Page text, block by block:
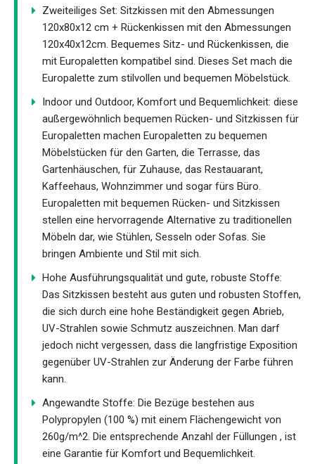
Zweiteiliges Set: Sitzkissen mit den Abmessungen
120x80x12 cm + Rückenkissen mit den Abmessungen
120x40x12cm. Bequemes Sitz- und Rückenkissen, die
mit Europaletten kompatibel sind. Dieses Set mach die
Europalette zum stilvollen und bequemen Möbelstück.
Indoor und Outdoor, Komfort und Bequemlichkeit: diese
außergewöhnlich bequemen Rücken- und Sitzkissen für
Europaletten machen Europaletten zu bequemen
Möbelstücken für den Garten, die Terrasse, das
Gartenhäuschen, für Zuhause, das Restauarant,
Kaffeehaus, Wohnzimmer und sogar fürs Büro.
Europaletten mit bequemen Rücken- und Sitzkissen
stellen eine hervorragende Alternative zu traditionellen
Möbeln dar, wie Stühlen, Sesseln oder Sofas. Sie
bringen Ambiente und Stil mit sich.
Hohe Ausführungsqualität und gute, robuste Stoffe:
Das Sitzkissen besteht aus guten und robusten Stoffen,
die sich durch eine hohe Beständigkeit gegen Abrieb,
UV-Strahlen sowie Schmutz auszeichnen. Man darf
jedoch nicht vergessen, dass die langfristige Exposition
gegenüber UV-Strahlen zur Änderung der Farbe führen
kann.
Angewandte Stoffe: Die Bezüge bestehen aus
Polypropylen (100 %) mit einem Flächengewicht von
260g/m^2. Die entsprechende Anzahl der Füllungen , ist
eine Garantie für Komfort und Bequemlichkeit.